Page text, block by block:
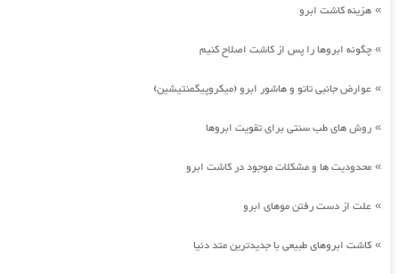
» هزینه کاشت ابرو
» چگونه ابروها را پس از کاشت اصلاح کنیم
» عوارض جانبی تاتو و هاشور ابرو (میکروپیگمنتیشین)
» روش های طب سنتی برای تقویت ابروها
» محدودیت ها و مشکلات موجود در کاشت ابرو
» علت از دست رفتن موهای ابرو
» کاشت ابروهای طبیعی با جدیدترین متد دنیا